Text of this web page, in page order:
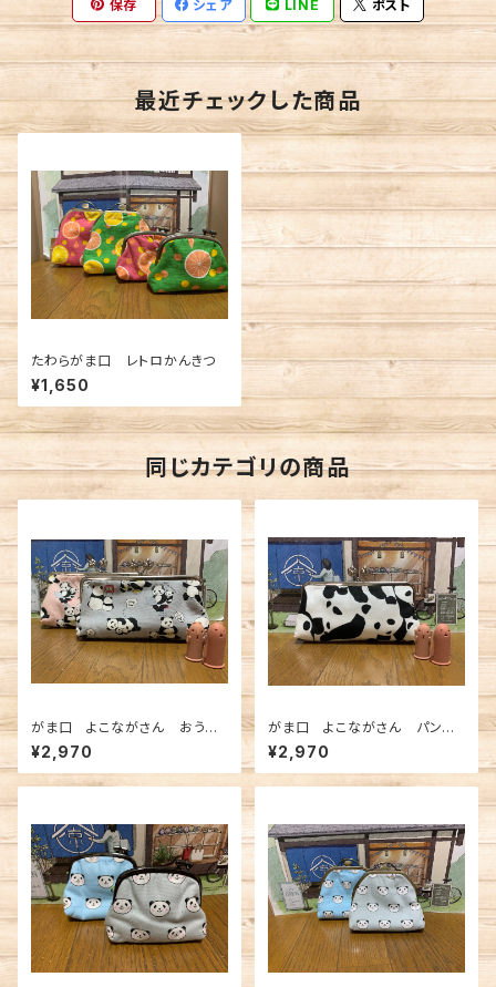
保存 シェア LINE ポスト
最近チェックした商品
たわらがま口 レトロかんきつ
¥1,650
同じカテゴリの商品
がま口 よこながさん おうち
時間パンダ 肉球ひねり
¥2,970
がま口 よこながさん パンダ
つめつめ 肉球ひねり
¥2,970